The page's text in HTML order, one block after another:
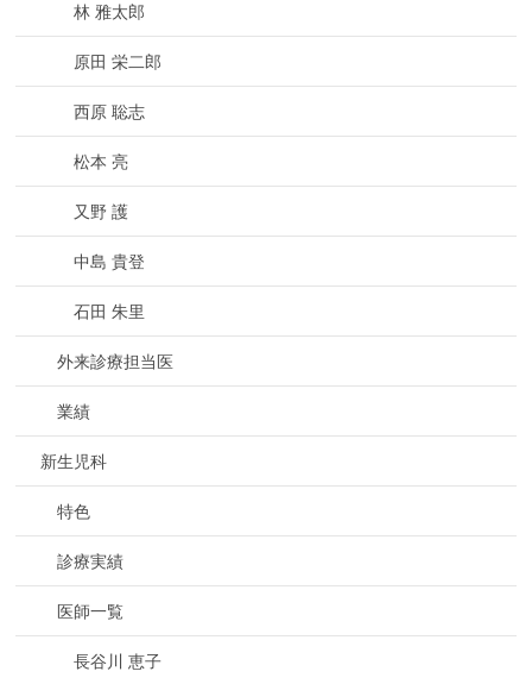
林 雅太郎
原田 栄二郎
西原 聡志
松本 亮
又野 護
中島 貴登
石田 朱里
外来診療担当医
業績
新生児科
特色
診療実績
医師一覧
長谷川 恵子